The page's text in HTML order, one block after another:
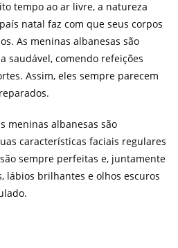
tempo ao ar livre, a natureza
natal faz com que seus corpos
As meninas albanesas são
saudável, comendo refeições
Assim, eles sempre parecem
meninas albanesas são
características faciais regulares
sempre perfeitas e, juntamente
lábios brilhantes e olhos escuros